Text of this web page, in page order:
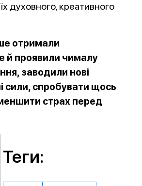
духовного, креативного
отримали
й проявили чималу
заводили нові
сили, спробувати щось
страх перед
Теги: